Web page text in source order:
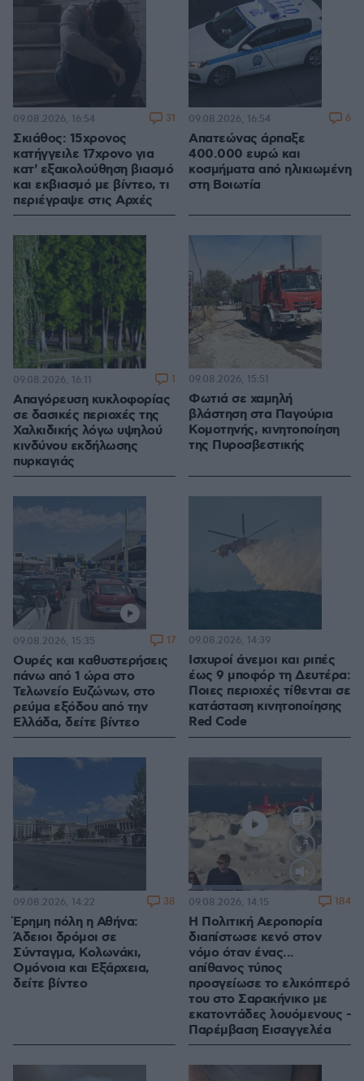
Σκιάθος: 15χρονος
κατήγγειλε 17χρονο για
κατ' εξακολούθηση βιασμό
και εκβιασμό με βίντεο, τι
περιέγραψε στις Αρχές
09.08.2026, 16:54 31
Απατεώνας άρπαξε
400.000 ευρώ και
κοσμήματα από ηλικιωμένη
στη Βοιωτία
09.08.2026, 16:54 6
Απαγόρευση κυκλοφορίας
σε δασικές περιοχές της
Χαλκιδικής λόγω υψηλού
κινδύνου εκδήλωσης
πυρκαγιάς
09.08.2026, 16:11 1
Φωτιά σε χαμηλή
βλάστηση στα Παγούρια
Κομοτηνής, κινητοποίηση
της Πυροσβεστικής
09.08.2026, 15:51
Ουρές και καθυστερήσεις
πάνω από 1 ώρα στο
Τελωνείο Ευζώνων, στο
ρεύμα εξόδου από την
Ελλάδα, δείτε βίντεο
09.08.2026, 15:35 17
Ισχυροί άνεμοι και ριπές
έως 9 μποφόρ τη Δευτέρα:
Ποιες περιοχές τίθενται σε
κατάσταση κινητοποίησης
Red Code
09.08.2026, 14:39
Έρημη πόλη η Αθήνα:
Άδειοι δρόμοι σε
Σύνταγμα, Κολωνάκι,
Ομόνοια και Εξάρχεια,
δείτε βίντεο
09.08.2026, 14:22 38
Loaded
100.00%
Η Πολιτική Αεροπορία
διαπίστωσε κενό στον
νόμο όταν ένας...
απίθανος τύπος
προσγείωσε το ελικόπτερό
του στο Σαρακήνικο με
εκατοντάδες λουόμενους -
Παρέμβαση Εισαγγελέα
09.08.2026, 14:15 184